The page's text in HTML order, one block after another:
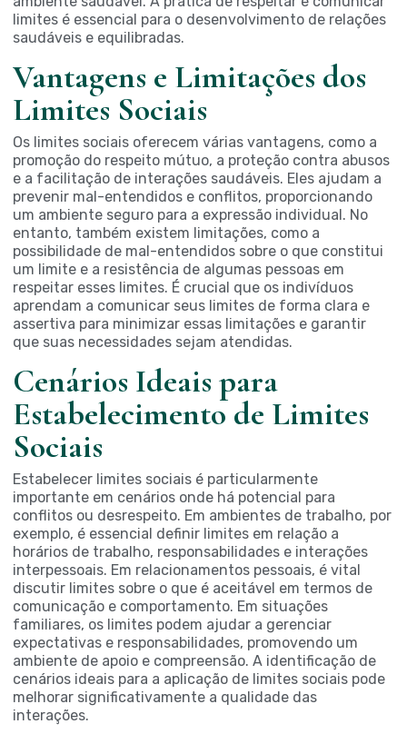
limites é essencial para o desenvolvimento de relações
saudáveis e equilibradas.
Vantagens e Limitações dos
Limites Sociais
Os limites sociais oferecem várias vantagens, como a
promoção do respeito mútuo, a proteção contra abusos
e a facilitação de interações saudáveis. Eles ajudam a
prevenir mal-entendidos e conflitos, proporcionando
um ambiente seguro para a expressão individual. No
entanto, também existem limitações, como a
possibilidade de mal-entendidos sobre o que constitui
um limite e a resistência de algumas pessoas em
respeitar esses limites. É crucial que os indivíduos
aprendam a comunicar seus limites de forma clara e
assertiva para minimizar essas limitações e garantir
que suas necessidades sejam atendidas.
Cenários Ideais para
Estabelecimento de Limites
Sociais
Estabelecer limites sociais é particularmente
importante em cenários onde há potencial para
conflitos ou desrespeito. Em ambientes de trabalho, por
exemplo, é essencial definir limites em relação a
horários de trabalho, responsabilidades e interações
interpessoais. Em relacionamentos pessoais, é vital
discutir limites sobre o que é aceitável em termos de
comunicação e comportamento. Em situações
familiares, os limites podem ajudar a gerenciar
expectativas e responsabilidades, promovendo um
ambiente de apoio e compreensão. A identificação de
cenários ideais para a aplicação de limites sociais pode
melhorar significativamente a qualidade das
interações.